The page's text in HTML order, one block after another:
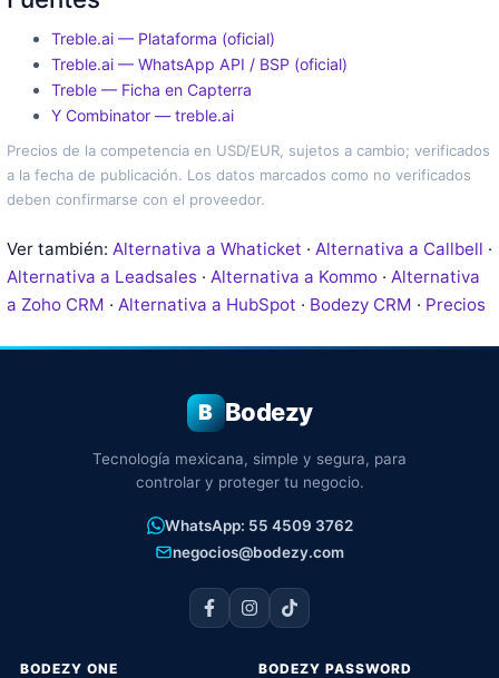
Treble.ai — Plataforma (oficial)
Treble.ai — WhatsApp API / BSP (oficial)
Treble — Ficha en Capterra
Y Combinator — treble.ai
Precios de la competencia en USD/EUR, sujetos a cambio; verificados
a la fecha de publicación. Los datos marcados como no verificados
deben confirmarse con el proveedor.
Ver también: Alternativa a Whaticket · Alternativa a Callbell ·
Alternativa a Leadsales · Alternativa a Kommo · Alternativa
a Zoho CRM · Alternativa a HubSpot · Bodezy CRM · Precios
B Bodezy
Tecnología mexicana, simple y segura, para
controlar y proteger tu negocio.
WhatsApp: 55 4509 3762
negocios@bodezy.com
BODEZY ONE BODEZY PASSWORD